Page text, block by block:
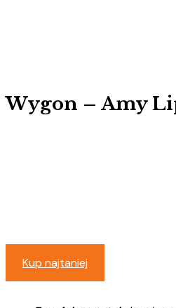
Wygon – Amy
Kup najtaniej